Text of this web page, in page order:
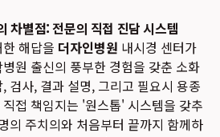
차별점: 전문의 직접 진담 시스템
해답을 더자인병원 내시경 센터가
원 출신의 풍부한 경험을 갖춘 소화
검사, 결과 설명, 그리고 필요시 용종
접 책임지는 '원스톱' 시스템을 갖추
의 주치의와 처음부터 끝까지 함께하